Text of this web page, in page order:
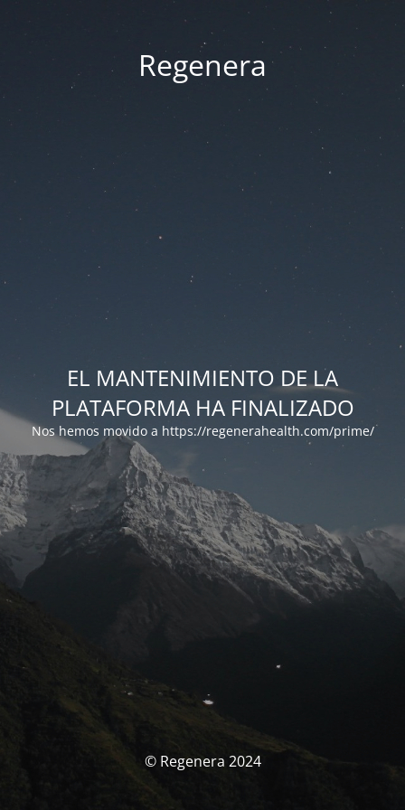
Regenera
EL MANTENIMIENTO DE LA
PLATAFORMA HA FINALIZADO
Nos hemos movido a https://regenerahealth.com/prime/
© Regenera 2024